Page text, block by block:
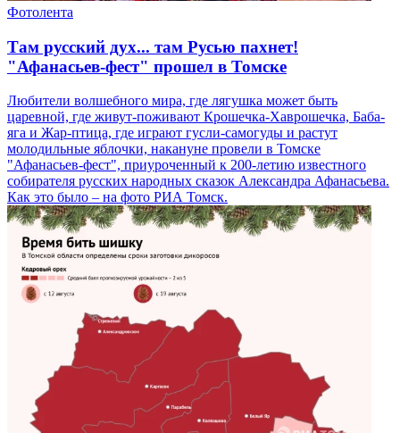
Фотолента
Там русский дух... там Русью пахнет!
"Афанасьев-фест" прошел в Томске
Любители волшебного мира, где лягушка может быть
царевной, где живут-поживают Крошечка-Хаврошечка, Баба-
яга и Жар-птица, где играют гусли-самогуды и растут
молодильные яблочки, накануне провели в Томске
"Афанасьев-фест", приуроченный к 200-летию известного
собирателя русских народных сказок Александра Афанасьева.
Как это было – на фото РИА Томск.